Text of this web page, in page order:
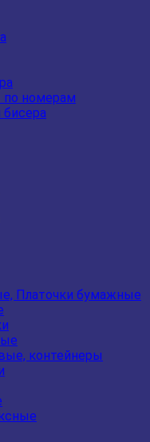
по номерам
бисера
Платочки бумажные
контейнеры